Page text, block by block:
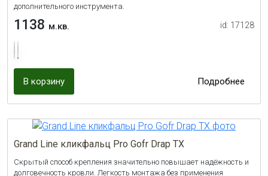
дополнительного инструмента.
1138 м.кв. id: 17128
В корзину Подробнее
Grand Line кликфальц Pro Gofr Drap TX
Cкрытый способ крепления значительно повышает надёжность и
долговечность кровли. Легкость монтажа без применения